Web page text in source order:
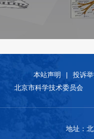
本站声明 | 投诉
北京市科学技术委员会
地址：